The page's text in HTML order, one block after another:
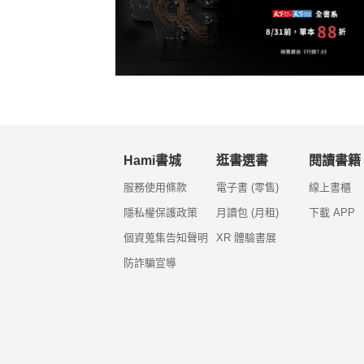
Hami書城
服務使用條款
隱私權保護政策
個資蒐集告知聲明
防詐騙宣導
逛書選書
電子書 (零售)
月讀包 (月租)
XR 體驗書展
閱讀書籍
線上書櫃
下載 APP